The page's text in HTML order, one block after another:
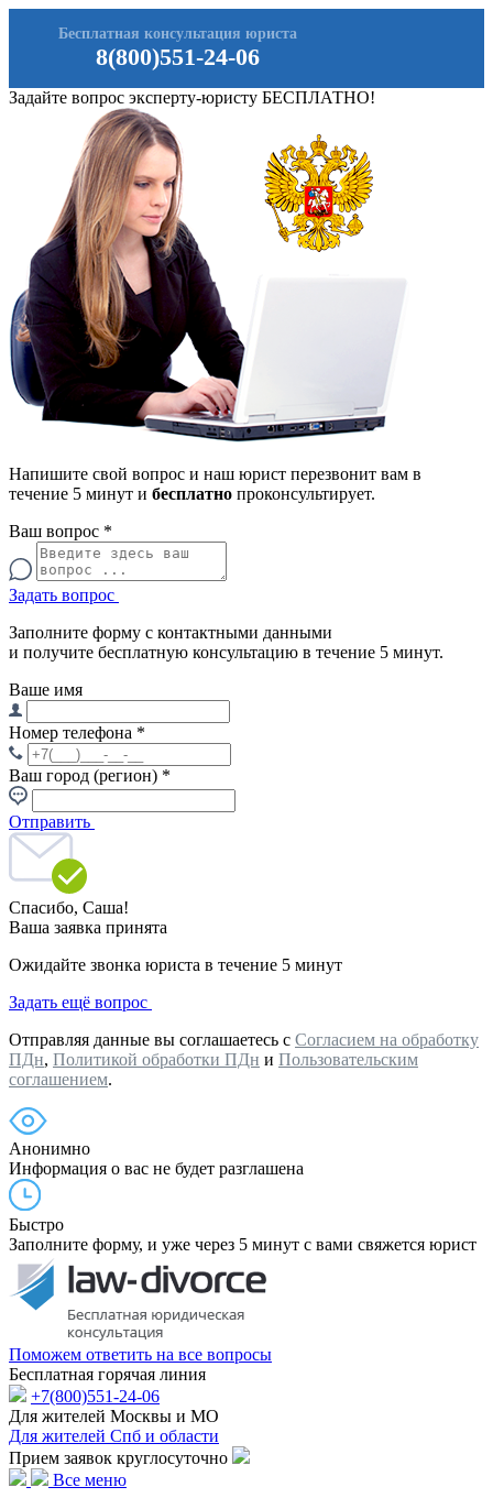
8(800)551-24-06
Бесплатная консультация юриста
Задайте вопрос эксперту-юристу БЕСПЛАТНО!
Напишите свой вопрос и наш юрист перезвонит вам в
течение 5 минут и бесплатно проконсультирует.
Ваш вопрос *
Задать вопрос
Заполните форму с контактными данными
и получите бесплатную консультацию в течение 5 минут.
Ваше имя
Номер телефона *
Ваш город (регион) *
Отправить
Спасибо, Саша!
Ваша заявка принята
Ожидайте звонка юриста в течение 5 минут
Задать ещё вопрос
Отправляя данные вы соглашаетесь с Согласием на обработку
ПДн, Политикой обработки ПДн и Пользовательским
соглашением.
Анонимно
Информация о вас не будет разглашена
Быстро
Заполните форму, и уже через 5 минут с вами свяжется юрист
Поможем ответить на все вопросы
Бесплатная горячая линия
+7(800)551-24-06
Для жителей Москвы и МО
Для жителей Спб и области
Прием заявок круглосуточно
Все меню